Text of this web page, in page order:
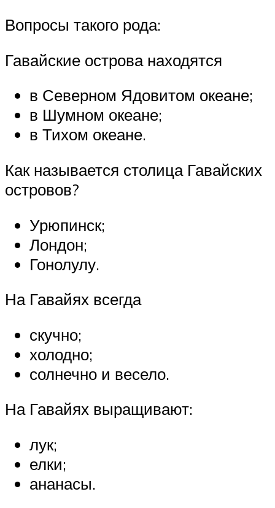
Вопросы такого рода:
Гавайские острова находятся
в Северном Ядовитом океане;
в Шумном океане;
в Тихом океане.
Как называется столица Гавайских
островов?
Урюпинск;
Лондон;
Гонолулу.
На Гавайях всегда
скучно;
холодно;
солнечно и весело.
На Гавайях выращивают:
лук;
елки;
ананасы.